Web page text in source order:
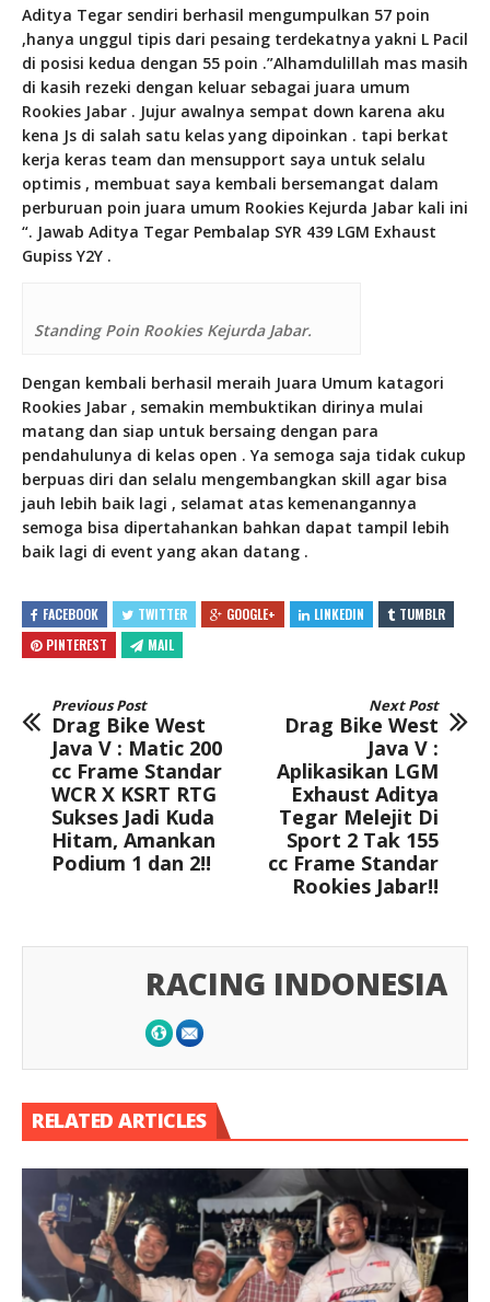
Aditya Tegar sendiri berhasil mengumpulkan 57 poin
,hanya unggul tipis dari pesaing terdekatnya yakni L Pacil
di posisi kedua dengan 55 poin .”Alhamdulillah mas masih
di kasih rezeki dengan keluar sebagai juara umum
Rookies Jabar . Jujur awalnya sempat down karena aku
kena Js di salah satu kelas yang dipoinkan . tapi berkat
kerja keras team dan mensupport saya untuk selalu
optimis , membuat saya kembali bersemangat dalam
perburuan poin juara umum Rookies Kejurda Jabar kali ini
“. Jawab Aditya Tegar Pembalap SYR 439 LGM Exhaust
Gupiss Y2Y .
Standing Poin Rookies Kejurda Jabar.
Dengan kembali berhasil meraih Juara Umum katagori
Rookies Jabar , semakin membuktikan dirinya mulai
matang dan siap untuk bersaing dengan para
pendahulunya di kelas open . Ya semoga saja tidak cukup
berpuas diri dan selalu mengembangkan skill agar bisa
jauh lebih baik lagi , selamat atas kemenangannya
semoga bisa dipertahankan bahkan dapat tampil lebih
baik lagi di event yang akan datang .
FACEBOOK TWITTER GOOGLE+ LINKEDIN
TUMBLR
PINTEREST
MAIL
Previous Post
Drag Bike West
Java V : Matic 200
cc Frame Standar
WCR X KSRT RTG
Sukses Jadi Kuda
Hitam, Amankan
Podium 1 dan 2!!
Next Post
Drag Bike West
Java V :
Aplikasikan LGM
Exhaust Aditya
Tegar Melejit Di
Sport 2 Tak 155
cc Frame Standar
Rookies Jabar!!
RACING INDONESIA
RELATED ARTICLES